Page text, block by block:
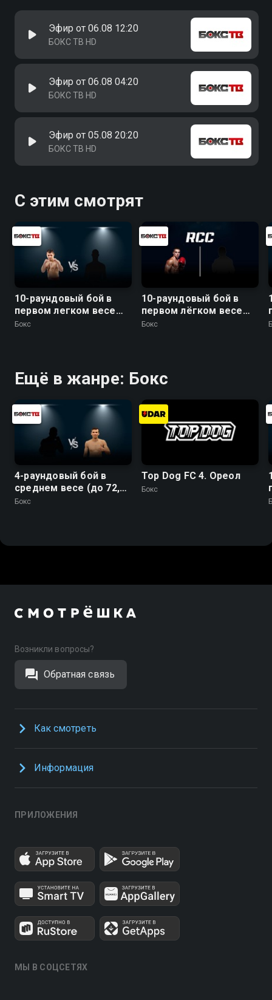
Эфир от 06.08 12:20
БОКС ТВ HD
Эфир от 06.08 04:20
БОКС ТВ HD
Эфир от 05.08 20:20
БОКС ТВ HD
С этим смотрят
10-раундовый бой в
первом легком весе
(до 59 кг): Евгений
Бокс
10-раундовый бой в
первом лёгком весе
(до 59 кг)
Бокс
Ещё в жанре: Бокс
4-раундовый бой в
среднем весе (до 72,6
кг). Жайдар Бирлик
Бокс
Top Dog FC 4. Ореол
Бокс
Возникли вопросы?
Обратная связь
Как смотреть
Информация
ПРИЛОЖЕНИЯ
МЫ В СОЦСЕТЯХ